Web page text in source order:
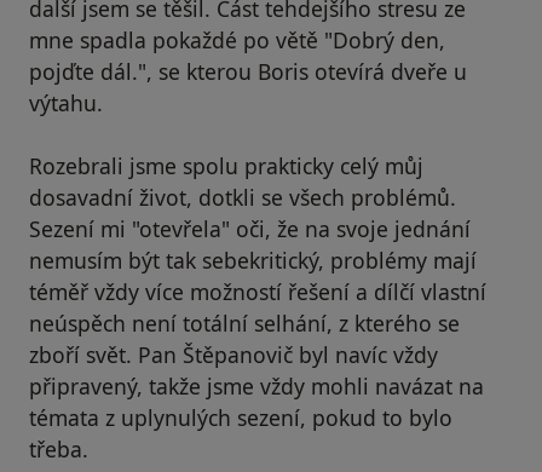
další jsem se těšil. Část tehdejšího stresu ze
mne spadla pokaždé po větě "Dobrý den,
pojďte dál.", se kterou Boris otevírá dveře u
výtahu.
Rozebrali jsme spolu prakticky celý můj
dosavadní život, dotkli se všech problémů.
Sezení mi "otevřela" oči, že na svoje jednání
nemusím být tak sebekritický, problémy mají
téměř vždy více možností řešení a dílčí vlastní
neúspěch není totální selhání, z kterého se
zboří svět. Pan Štěpanovič byl navíc vždy
připravený, takže jsme vždy mohli navázat na
témata z uplynulých sezení, pokud to bylo
třeba.